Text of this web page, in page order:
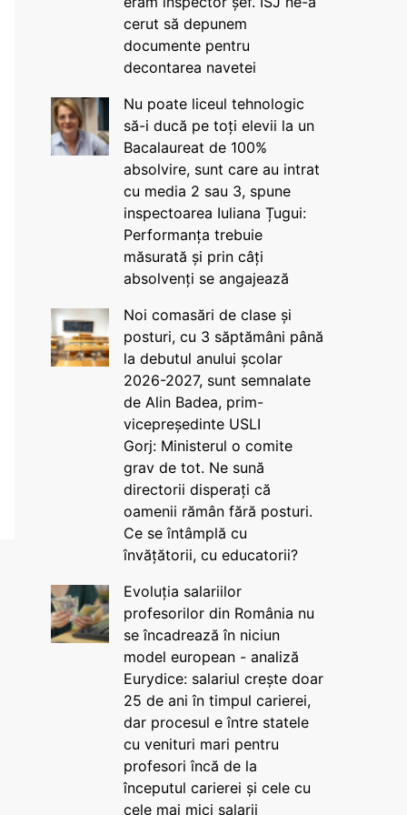
cerut să depunem
documente pentru
decontarea navetei
Nu poate liceul tehnologic
să-i ducă pe toți elevii la un
Bacalaureat de 100%
absolvire, sunt care au intrat
cu media 2 sau 3, spune
inspectoarea Iuliana Țugui:
Performanța trebuie
măsurată și prin câți
absolvenți se angajează
Noi comasări de clase și
posturi, cu 3 săptămâni până
la debutul anului școlar
2026-2027, sunt semnalate
de Alin Badea, prim-
vicepreședinte USLI
Gorj: Ministerul o comite
grav de tot. Ne sună
directorii disperați că
oamenii rămân fără posturi.
Ce se întâmplă cu
învățătorii, cu educatorii?
Evoluția salariilor
profesorilor din România nu
se încadrează în niciun
model european - analiză
Eurydice: salariul crește doar
25 de ani în timpul carierei,
dar procesul e între statele
cu venituri mari pentru
profesori încă de la
începutul carierei și cele cu
cele mai mici salarii